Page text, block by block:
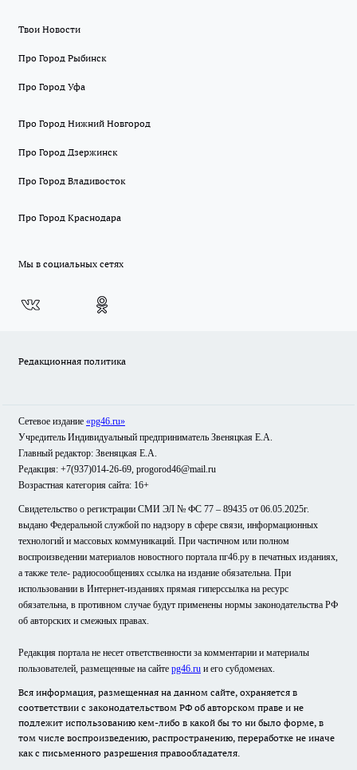
Твои Новости
Про Город Рыбинск
Про Город Уфа
Про Город Нижний Новгород
Про Город Дзержинск
Про Город Владивосток
Про Город Краснодара
Мы в социальных сетях
Редакционная политика
Сетевое издание «pg46.ru»
Учредитель Индивидуальный предприниматель Звеняцкая Е.А.
Главный редактор: Звеняцкая Е.А.
Редакция: +7(937)014-26-69, progorod46@mail.ru
Возрастная категория сайта: 16+
Свидетельство о регистрации СМИ ЭЛ № ФС 77 – 89435 от 06.05.2025г.
выдано Федеральной службой по надзору в сфере связи, информационных
технологий и массовых коммуникаций. При частичном или полном
воспроизведении материалов новостного портала пг46.ру в печатных изданиях,
а также теле- радиосообщениях ссылка на издание обязательна. При
использовании в Интернет-изданиях прямая гиперссылка на ресурс
обязательна, в противном случае будут применены нормы законодательства РФ
об авторских и смежных правах.
Редакция портала не несет ответственности за комментарии и материалы
пользователей, размещенные на сайте pg46.ru и его субдоменах.
Вся информация, размещенная на данном сайте, охраняется в
соответствии с законодательством РФ об авторском праве и не
подлежит использованию кем-либо в какой бы то ни было форме, в
том числе воспроизведению, распространению, переработке не иначе
как с письменного разрешения правообладателя.